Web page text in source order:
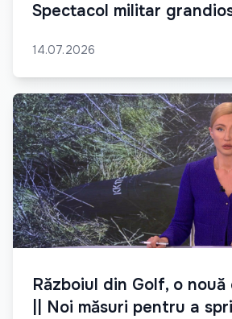
Spectacol militar
14.07.2026
Războiul din Golf, o
|| Noi măsuri pentru a